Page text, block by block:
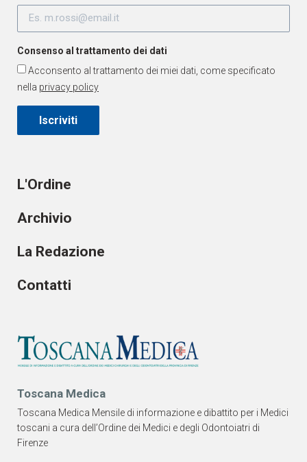
Toscana Medica
Toscana Medica Mensile di informazione e dibattito per i Medici
toscani a cura dell’Ordine dei Medici e degli Odontoiatri di
Firenze
L'Ordine
Archivio
La Redazione
Contatti
Consenso al trattamento dei dati
Acconsento al trattamento dei miei dati, come specificato
nella privacy policy
Iscriviti